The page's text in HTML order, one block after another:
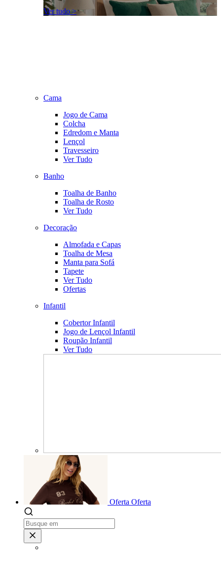
Ver tudo >
Cama
Jogo de Cama
Colcha
Edredom e Manta
Lençol
Travesseiro
Ver Tudo
Banho
Toalha de Banho
Toalha de Rosto
Ver Tudo
Decoração
Almofada e Capas
Toalha de Mesa
Manta para Sofá
Tapete
Ver Tudo
Ofertas
Infantil
Cobertor Infantil
Jogo de Lençol Infantil
Roupão Infantil
Ver Tudo
Oferta Oferta